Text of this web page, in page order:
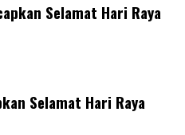
Selamat Hari Raya
Selamat Hari Raya